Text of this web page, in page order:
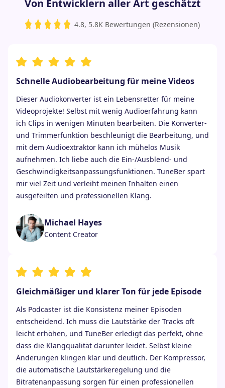
Von Entwicklern aller Art geschätzt
4.8, 5.8K Bewertungen (Rezensionen)
Schnelle Audiobearbeitung für meine Videos
Dieser Audiokonverter ist ein Lebensretter für meine
Videoprojekte! Selbst mit wenig Audioerfahrung kann
ich Clips in wenigen Minuten bearbeiten. Die Konverter-
und Trimmerfunktion beschleunigt die Bearbeitung, und
mit dem Audioextraktor kann ich mühelos Musik
aufnehmen. Ich liebe auch die Ein-/Ausblend- und
Geschwindigkeitsanpassungsfunktionen. TuneBer spart
mir viel Zeit und verleiht meinen Inhalten einen
ausgefeilten und professionellen Klang.
Michael Hayes
Content Creator
Gleichmäßiger und klarer Ton für jede Episode
Als Podcaster ist die Konsistenz meiner Episoden
entscheidend. Ich muss die Lautstärke der Tracks oft
leicht erhöhen, und TuneBer erledigt das perfekt, ohne
dass die Klangqualität darunter leidet. Selbst kleine
Änderungen klingen klar und deutlich. Der Kompressor,
die automatische Lautstärkeregelung und die
Bitratenanpassung sorgen für einen professionellen